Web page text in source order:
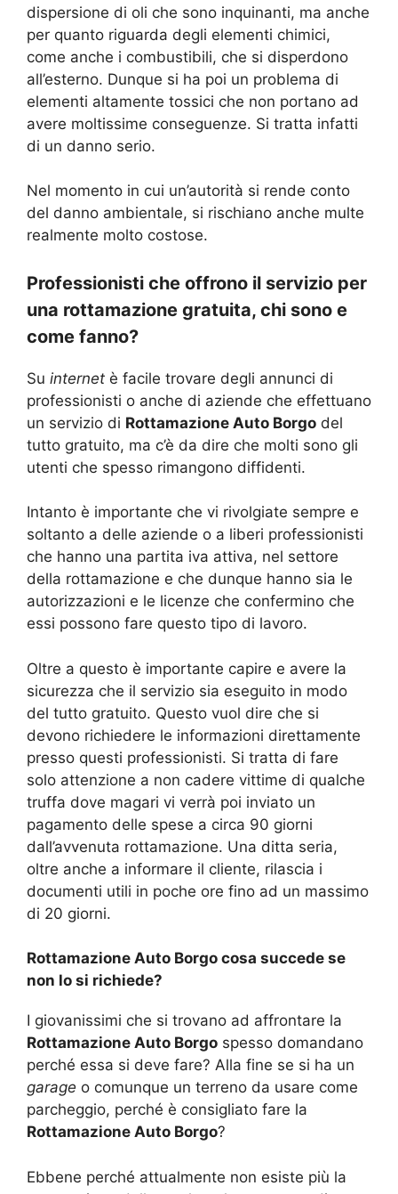
dispersione di oli che sono inquinanti, ma anche
per quanto riguarda degli elementi chimici,
come anche i combustibili, che si disperdono
all’esterno. Dunque si ha poi un problema di
elementi altamente tossici che non portano ad
avere moltissime conseguenze. Si tratta infatti
di un danno serio.
Nel momento in cui un’autorità si rende conto
del danno ambientale, si rischiano anche multe
realmente molto costose.
Professionisti che offrono il servizio per
una rottamazione gratuita, chi sono e
come fanno?
Su internet è facile trovare degli annunci di
professionisti o anche di aziende che effettuano
un servizio di Rottamazione Auto Borgo del
tutto gratuito, ma c’è da dire che molti sono gli
utenti che spesso rimangono diffidenti.
Intanto è importante che vi rivolgiate sempre e
soltanto a delle aziende o a liberi professionisti
che hanno una partita iva attiva, nel settore
della rottamazione e che dunque hanno sia le
autorizzazioni e le licenze che confermino che
essi possono fare questo tipo di lavoro.
Oltre a questo è importante capire e avere la
sicurezza che il servizio sia eseguito in modo
del tutto gratuito. Questo vuol dire che si
devono richiedere le informazioni direttamente
presso questi professionisti. Si tratta di fare
solo attenzione a non cadere vittime di qualche
truffa dove magari vi verrà poi inviato un
pagamento delle spese a circa 90 giorni
dall’avvenuta rottamazione. Una ditta seria,
oltre anche a informare il cliente, rilascia i
documenti utili in poche ore fino ad un massimo
di 20 giorni.
Rottamazione Auto Borgo cosa succede se
non lo si richiede?
I giovanissimi che si trovano ad affrontare la
Rottamazione Auto Borgo spesso domandano
perché essa si deve fare? Alla fine se si ha un
garage o comunque un terreno da usare come
parcheggio, perché è consigliato fare la
Rottamazione Auto Borgo?
Ebbene perché attualmente non esiste più la